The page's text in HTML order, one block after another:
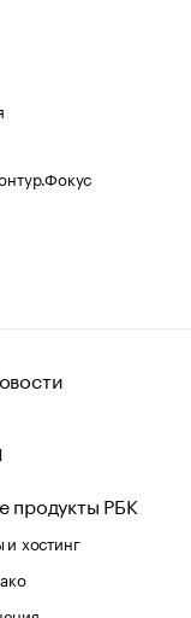
продукты РБК
хостинг